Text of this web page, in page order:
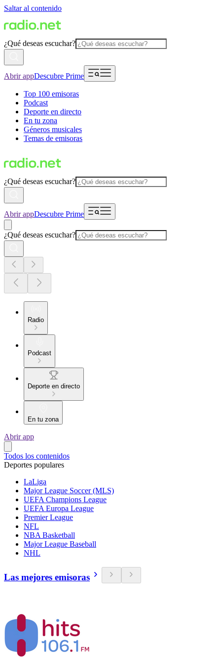
Saltar al contenido
¿Qué deseas escuchar?
Abrir appDescubre Prime
Top 100 emisoras
Podcast
Deporte en directo
En tu zona
Géneros musicales
Temas de emisoras
¿Qué deseas escuchar?
Abrir appDescubre Prime
¿Qué deseas escuchar?
Radio
Podcast
Deporte en directo
En tu zona
Abrir app
Todos los contenidos
Deportes populares
LaLiga
Major League Soccer (MLS)
UEFA Champions League
UEFA Europa League
Premier League
NFL
NBA Basketball
Major League Baseball
NHL
Las mejores emisoras